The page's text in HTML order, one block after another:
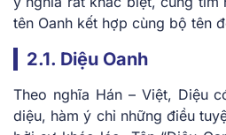
tên Oanh kết hợp cùng bộ tên
2.1. Diệu Oanh
Theo nghĩa Hán – Việt, Diệu
diệu, hàm ý chỉ những điều